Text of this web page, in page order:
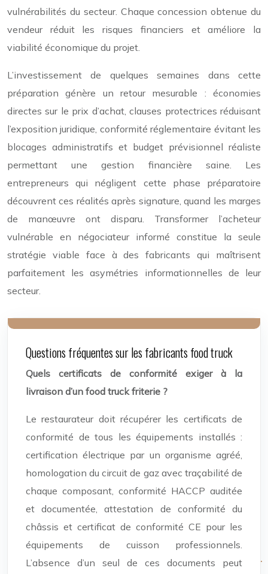
vulnérabilités du secteur. Chaque concession obtenue du
vendeur réduit les risques financiers et améliore la
viabilité économique du projet.
L’investissement de quelques semaines dans cette
préparation génère un retour mesurable : économies
directes sur le prix d’achat, clauses protectrices réduisant
l’exposition juridique, conformité réglementaire évitant les
blocages administratifs et budget prévisionnel réaliste
permettant une gestion financière saine. Les
entrepreneurs qui négligent cette phase préparatoire
découvrent ces réalités après signature, quand les marges
de manœuvre ont disparu. Transformer l’acheteur
vulnérable en négociateur informé constitue la seule
stratégie viable face à des fabricants qui maîtrisent
parfaitement les asymétries informationnelles de leur
secteur.
Questions fréquentes sur les fabricants food truck
Quels certificats de conformité exiger à la
livraison d’un food truck friterie ?
Le restaurateur doit récupérer les certificats de
conformité de tous les équipements installés :
certification électrique par un organisme agréé,
homologation du circuit de gaz avec traçabilité de
chaque composant, conformité HACCP auditée
et documentée, attestation de conformité du
châssis et certificat de conformité CE pour les
équipements de cuisson professionnels.
L’absence d’un seul de ces documents peut